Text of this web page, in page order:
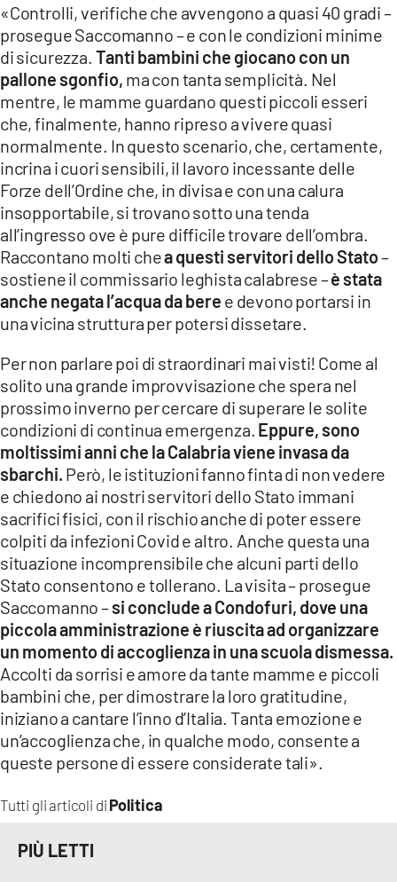
ILVIBONESE.IT
CATANZAROCHANNEL.IT
LACAPITALENEWS.IT
App
ANDROID
APPLE
Tutti gli articoli di Politica
«Controlli, verifiche che avvengono a quasi 40 gradi –
prosegue Saccomanno – e con le condizioni minime
di sicurezza. Tanti bambini che giocano con un
pallone sgonfio, ma con tanta semplicità. Nel
mentre, le mamme guardano questi piccoli esseri
che, finalmente, hanno ripreso a vivere quasi
normalmente. In questo scenario, che, certamente,
incrina i cuori sensibili, il lavoro incessante delle
Forze dell’Ordine che, in divisa e con una calura
insopportabile, si trovano sotto una tenda
all’ingresso ove è pure difficile trovare dell’ombra.
Raccontano molti chea questi servitori dello Stato–
sostiene il commissario leghista calabrese –è stata
anche negata l’acqua da bere e devono portarsi in
una vicina struttura per potersi dissetare.
Per non parlare poi di straordinari mai visti! Come al
solito una grande improvvisazione che spera nel
prossimo inverno per cercare di superare le solite
condizioni di continua emergenza. Eppure, sono
moltissimi anni che la Calabria viene invasa da
sbarchi. Però, le istituzioni fanno finta di non vedere
e chiedono ai nostri servitori dello Stato immani
sacrifici fisici, con il rischio anche di poter essere
colpiti da infezioni Covid e altro. Anche questa una
situazione incomprensibile che alcuni parti dello
Stato consentono e tollerano. La visita – prosegue
Saccomanno –si conclude a Condofuri, dove una
piccola amministrazione è riuscita ad organizzare
un momento di accoglienza in una scuola dismessa.
Accolti da sorrisi e amore da tante mamme e piccoli
bambini che, per dimostrare la loro gratitudine,
iniziano a cantare l’inno d’Italia. Tanta emozione e
un’accoglienza che, in qualche modo, consente a
queste persone di essere considerate tali».
PIÙ LETTI